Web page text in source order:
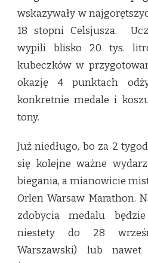
wskazywały w
18 stopni Celsjusza.
wypili blisko 20 tys.
kubeczków w
okazję 4 punktach
konkretnie medale i
tony.
Już niedługo, bo za 2
się kolejne ważne
biegania, a mianowicie
Orlen Warsaw Marathon.
zdobycia medalu
niestety do 28
Warszawski) lub